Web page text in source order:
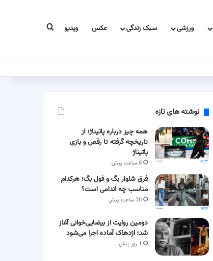
ورزشی سبک زندگی عکس ویدیو جستجو برای
نوشته های تازه
همه چیز درباره پاتیناژ؛ از
تاریخچه گرفته تا رقص و بازی
پاتیناژ
5 ساعت پیش
فرق شلوار بگ و فول بگ؛ هرکدام
مناسب چه اندامی است؟
20 ساعت پیش
دومین روایت از بیضایی‌خوانی آغاز
شد؛ اژدهاک آماده اجرا می‌شود
1 روز پیش